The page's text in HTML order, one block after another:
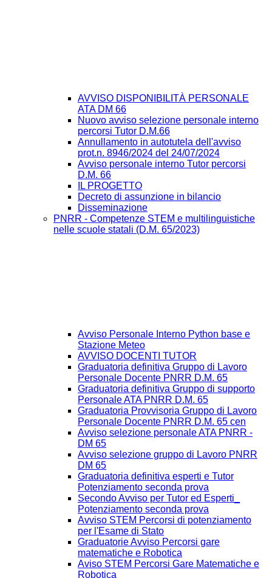
AVVISO DISPONIBILITÀ PERSONALE
ATA DM 66
Nuovo avviso selezione personale interno
percorsi Tutor D.M.66
Annullamento in autotutela dell'avviso
prot.n. 8946/2024 del 24/07/2024
Avviso personale interno Tutor percorsi
D.M. 66
IL PROGETTO
Decreto di assunzione in bilancio
Disseminazione
PNRR - Competenze STEM e multilinguistiche
nelle scuole statali (D.M. 65/2023)
Avviso Personale Interno Python base e
Stazione Meteo
AVVISO DOCENTI TUTOR
Graduatoria definitiva Gruppo di Lavoro
Personale Docente PNRR D.M. 65
Graduatoria definitiva Gruppo di supporto
Personale ATA PNRR D.M. 65
Graduatoria Provvisoria Gruppo di Lavoro
Personale Docente PNRR D.M. 65 cen
Avviso selezione personale ATA PNRR -
DM 65
Avviso selezione gruppo di Lavoro PNRR
DM 65
Graduatoria definitiva esperti e Tutor
Potenziamento seconda prova
Secondo Avviso per Tutor ed Esperti_
Potenziamento seconda prova
Avviso STEM Percorsi di potenziamento
per l'Esame di Stato
Graduatorie Avviso Percorsi gare
matematiche e Robotica
Aviso STEM Percorsi Gare Matematiche e
Robotica